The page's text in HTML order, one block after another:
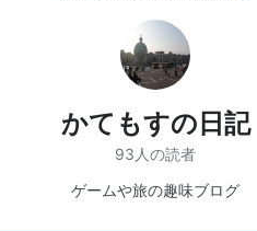
かてもすの日記
93人の読者
ゲームや旅の趣味ブログ